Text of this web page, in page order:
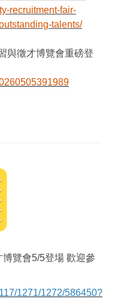
recruitment-fair-
talents/
與徵才博覽會重磅登
博覽會5/5登場 歡迎參
1271/1272/586450?